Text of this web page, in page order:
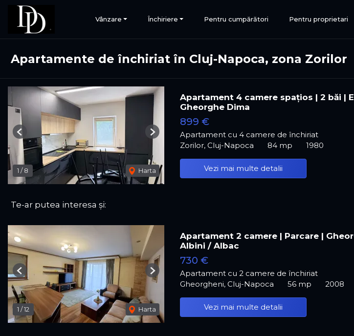
Vânzare Închiriere Pentru cumpărători Pentru proprietari
Apartamente de închiriat în Cluj-Napoca, zona Zorilor
1 /8 Harta
Previous Next
Apartament 4 camere spațios | 2 băi |
Gheorghe Dima
899 €
Apartament cu 4 camere de închiriat
Zorilor, Cluj-Napoca
84 mp 1980
Vezi mai multe detalii
Te-ar putea interesa și:
1 /12 Harta
Previous Next
Apartament 2 camere | Parcare |
Albini / Albac
730 €
Apartament cu 2 camere de închiriat
Gheorgheni, Cluj-Napoca
56 mp 2008
Vezi mai multe detalii